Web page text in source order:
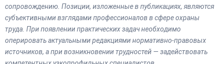
сопровождению. Позиции, изложенные в публикациях, являются
субъективными взглядами профессионалов в сфере охраны
труда. При появлении практических задач необходимо
оперировать актуальными редакциями нормативно-правовых
источников, а при возникновении трудностей — задействовать